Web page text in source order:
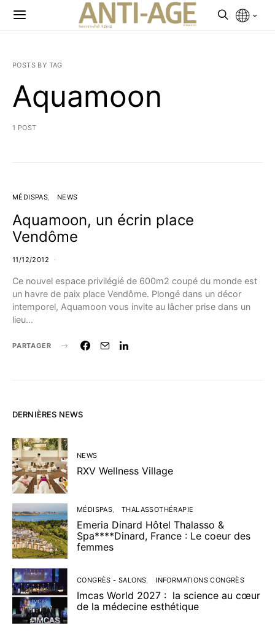
POSTS BY TAG
Aquamoon
1 POST
MÉDISPAS NEWS
Aquamoon, un écrin place
Vendôme
11/12/2012
Ce nouvel espace privilégié de 600m2 coupé du monde est
un havre de paix place Vendôme. Plongé dans un décor
intemporel, Aquamoon vous invite au lâcher prise dans un
lieu…
PARTAGER
DERNIÈRES NEWS
NEWS
RXV Wellness Village
MÉDISPAS THALASSOTHÉRAPIE
Emeria Dinard Hôtel Thalasso &
Spa****Dinard, France : Le coeur des
femmes
CONGRÈS - SALONS INFORMATIONS CONGRÈS
Imcas World 2027 : la science au cœur
de la médecine esthétique